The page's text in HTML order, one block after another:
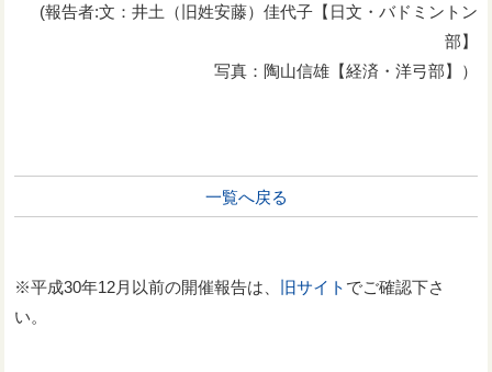
(報告者:文：井土（旧姓安藤）佳代子【日文・バドミントン
部】
写真：陶山信雄【経済・洋弓部】）
一覧へ戻る
※平成30年12月以前の開催報告は、 旧サイト でご確認下さ
い。